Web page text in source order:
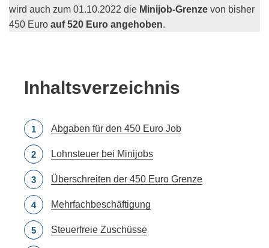
wird auch zum 01.10.2022 die Minijob-Grenze von bisher
450 Euro auf 520 Euro angehoben.
Inhaltsverzeichnis
Abgaben für den 450 Euro Job
Lohnsteuer bei Minijobs
Überschreiten der 450 Euro Grenze
Mehrfachbeschäftigung
Steuerfreie Zuschüsse